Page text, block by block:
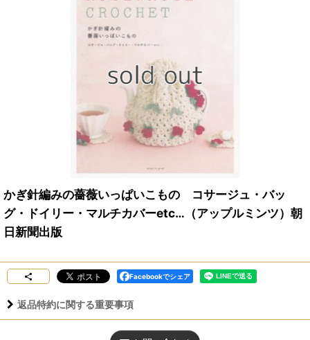
かぎ針編みの薔薇いっぱいこもの コサージュ・バッ
グ・ドイリー・マルチカバーetc…（アップルミンツ）朝
日新聞出版
Facebookでシェア
返品特約に関する重要事項